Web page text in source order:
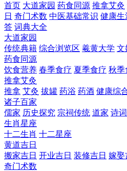
首页 大道家园 药食同源 推拿艾灸
日 奇门术数 中医基础常识 健康生
答 词典大全
大道家园
传统典籍 综合浏览区 羲黄大学 文
药食同源
饮食营养 春季食疗 夏季食疗 秋季
推拿艾灸
推拿 艾灸 拔罐 药浴 药酒 健康综
诸子百家
儒家 历史探究 宗祠传统 道家 诗
生肖星座
十二生肖 十二星座
黄道吉日
搬家吉日 开业吉日 装修吉日 嫁娶
奇门术数